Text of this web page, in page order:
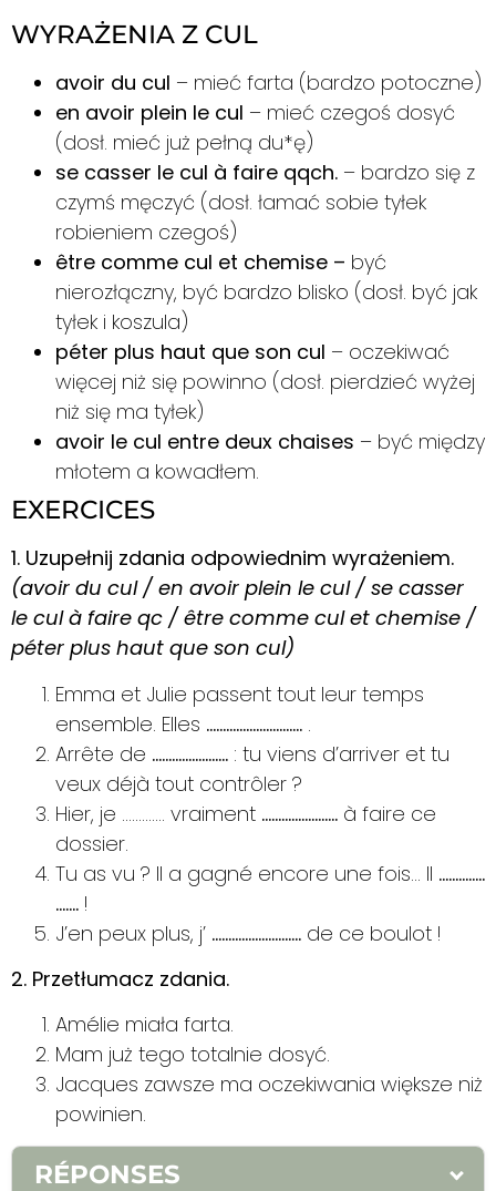
WYRAŻENIA Z CUL
avoir du cul – mieć farta (bardzo potoczne)
en avoir plein le cul – mieć czegoś dosyć
(dosł. mieć już pełną du*ę)
se casser le cul à faire qqch. – bardzo się z
czymś męczyć (dosł. łamać sobie tyłek
robieniem czegoś)
être comme cul et chemise – być
nierozłączny, być bardzo blisko (dosł. być jak
tyłek i koszula)
péter plus haut que son cul – oczekiwać
więcej niż się powinno (dosł. pierdzieć wyżej
niż się ma tyłek)
avoir le cul entre deux chaises – być między
młotem a kowadłem.
EXERCICES
1. Uzupełnij zdania odpowiednim wyrażeniem.
(avoir du cul / en avoir plein le cul / se casser
le cul à faire qc / être comme cul et chemise /
péter plus haut que son cul)
Emma et Julie passent tout leur temps
ensemble. Elles …………………….…. .
Arrête de ……….…………. : tu viens d’arriver et tu
veux déjà tout contrôler ?
Hier, je …………. vraiment …………….……. à faire ce
dossier.
Tu as vu ? Il a gagné encore une fois… Il …………..
……. !
J’en peux plus, j’ …………………..…. de ce boulot !
2. Przetłumacz zdania.
Amélie miała farta.
Mam już tego totalnie dosyć.
Jacques zawsze ma oczekiwania większe niż
powinien.
RÉPONSES